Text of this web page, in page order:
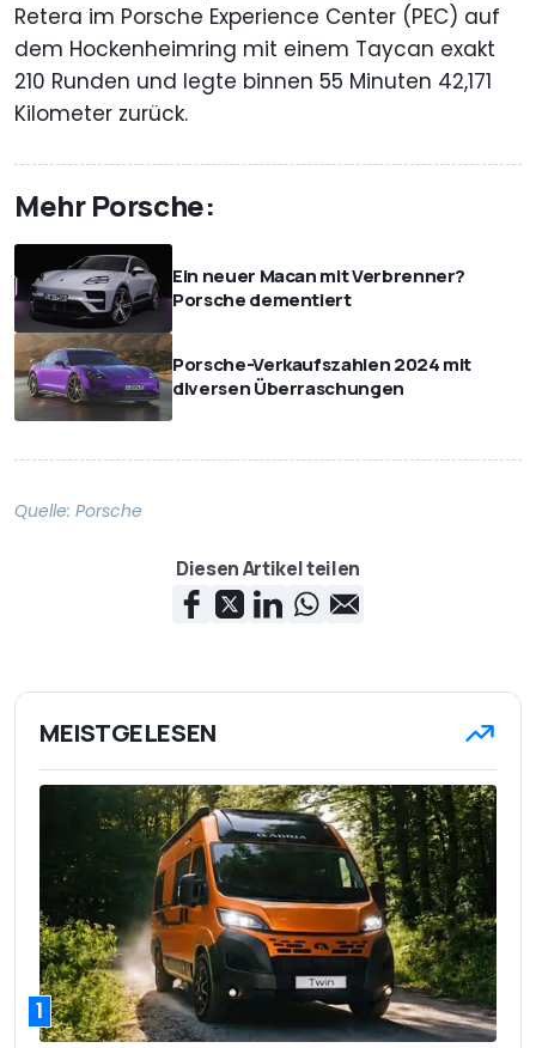
Retera im Porsche Experience Center (PEC) auf
dem Hockenheimring mit einem Taycan exakt
210 Runden und legte binnen 55 Minuten 42,171
Kilometer zurück.
Mehr Porsche:
Ein neuer Macan mit Verbrenner?
Porsche dementiert
Porsche-Verkaufszahlen 2024 mit
diversen Überraschungen
Quelle: Porsche
Diesen Artikel teilen
MEISTGELESEN
1